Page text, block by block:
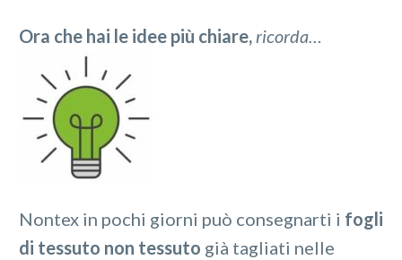
Ora che hai le idee più chiare, ricorda…
Nontex in pochi giorni può consegnarti i fogli
di tessuto non tessuto già tagliati nelle